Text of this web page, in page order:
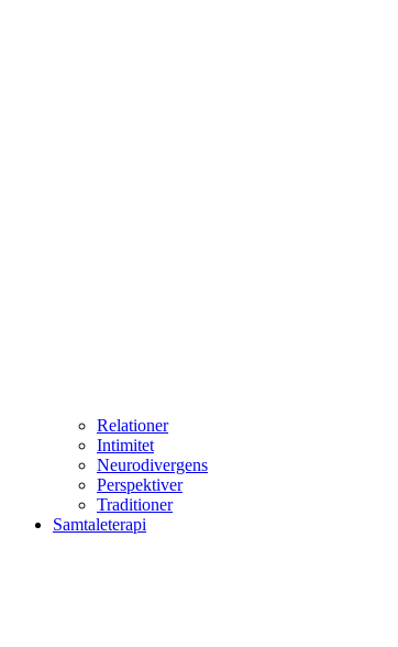
Relationer
Intimitet
Neurodivergens
Perspektiver
Traditioner
Samtaleterapi